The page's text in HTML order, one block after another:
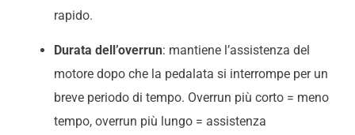
rapido.
Durata dell’overrun: mantiene l’assistenza del
motore dopo che la pedalata si interrompe per un
breve periodo di tempo. Overrun più corto = meno
tempo, overrun più lungo = assistenza